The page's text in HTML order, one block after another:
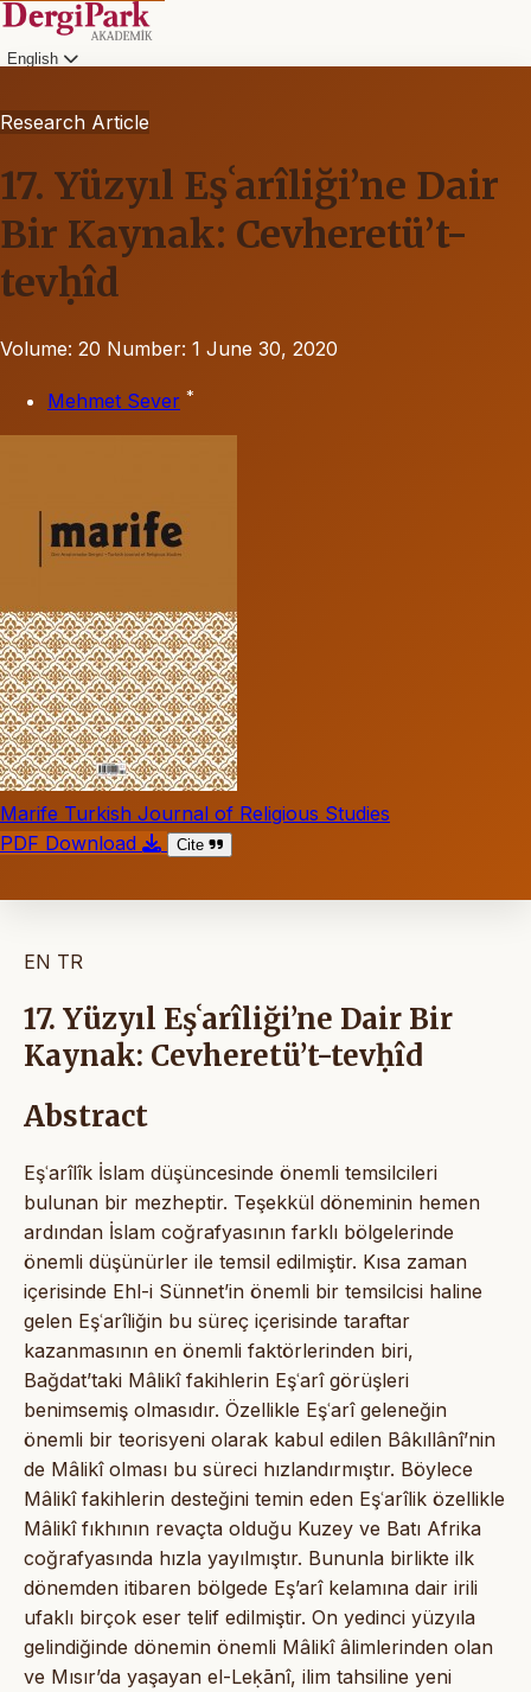
English
Research Article
17. Yüzyıl Eşʿarîliği’ne Dair
Bir Kaynak: Cevheretü’t-
tevḥîd
Volume: 20 Number: 1 June 30, 2020
Mehmet Sever *
Marife Turkish Journal of Religious Studies
PDF Download
Cite
EN TR
17. Yüzyıl Eşʿarîliği’ne Dair Bir
Kaynak: Cevheretü’t-tevḥîd
Abstract
Eşʿarîlîk İslam düşüncesinde önemli temsilcileri
bulunan bir mezheptir. Teşekkül döneminin hemen
ardından İslam coğrafyasının farklı bölgelerinde
önemli düşünürler ile temsil edilmiştir. Kısa zaman
içerisinde Ehl-i Sünnet’in önemli bir temsilcisi haline
gelen Eşʿarîliğin bu süreç içerisinde taraftar
kazanmasının en önemli faktörlerinden biri,
Bağdat’taki Mâlikî fakihlerin Eşʿarî görüşleri
benimsemiş olmasıdır. Özellikle Eşʿarî geleneğin
önemli bir teorisyeni olarak kabul edilen Bâkıllânî’nin
de Mâlikî olması bu süreci hızlandırmıştır. Böylece
Mâlikî fakihlerin desteğini temin eden Eşʿarîlik özellikle
Mâlikî fıkhının revaçta olduğu Kuzey ve Batı Afrika
coğrafyasında hızla yayılmıştır. Bununla birlikte ilk
dönemden itibaren bölgede Eş’arî kelamına dair irili
ufaklı birçok eser telif edilmiştir. On yedinci yüzyıla
gelindiğinde dönemin önemli Mâlikî âlimlerinden olan
ve Mısır’da yaşayan el-Leḳānî, ilim tahsiline yeni